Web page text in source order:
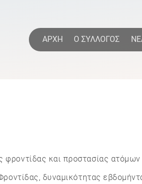
Inhalt
ΑΡΧΗ Ο ΣΥΛΛΟΓΟΣ
και προστασίας ατόμων
δυναμικότητας